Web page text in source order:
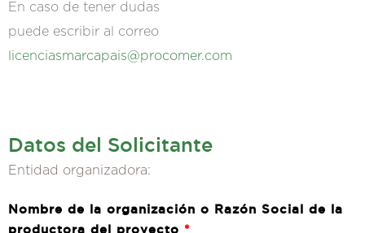
En caso de tener dudas
puede escribir al correo
licenciasmarcapais@procomer.com
Datos del Solicitante
Entidad organizadora:
Nombre de la organización o Razón Social de la
productora del proyecto *